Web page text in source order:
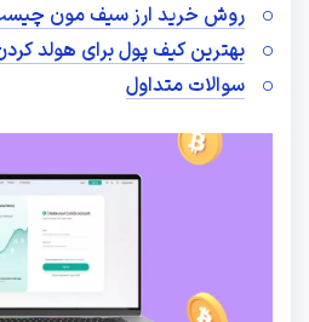
روش خرید ارز سیف مون
بهترین کیف پول برای هولد
سوالات متداول